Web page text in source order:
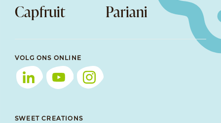
Capfruit
Pariani
VOLG ONS ONLINE
SWEET CREATIONS